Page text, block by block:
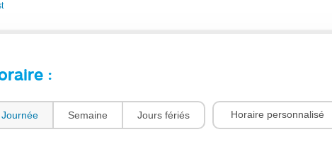
:
Journée Semaine Jours fériés Horaire personnalisé